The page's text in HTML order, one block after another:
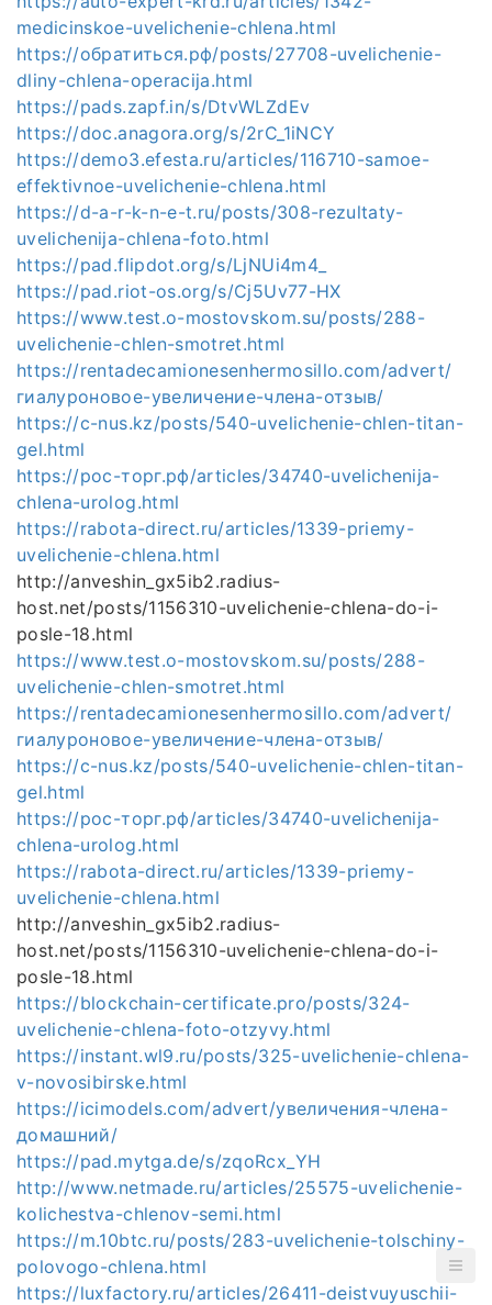
medicinskoe-uvelichenie-chlena.html
https://обратиться.рф/posts/27708-uvelichenie-
dliny-chlena-operacija.html
https://pads.zapf.in/s/DtvWLZdEv
https://doc.anagora.org/s/2rC_1iNCY
https://demo3.efesta.ru/articles/116710-samoe-
effektivnoe-uvelichenie-chlena.html
https://d-a-r-k-n-e-t.ru/posts/308-rezultaty-
uvelichenija-chlena-foto.html
https://pad.flipdot.org/s/LjNUi4m4_
https://pad.riot-os.org/s/Cj5Uv77-HX
https://www.test.o-mostovskom.su/posts/288-
uvelichenie-chlen-smotret.html
https://rentadecamionesenhermosillo.com/advert/
гиалуроновое-увеличение-члена-отзыв/
https://c-nus.kz/posts/540-uvelichenie-chlen-titan-
gel.html
https://рос-торг.рф/articles/34740-uvelichenija-
chlena-urolog.html
https://rabota-direct.ru/articles/1339-priemy-
uvelichenie-chlena.html
http://anveshin_gx5ib2.radius-
host.net/posts/1156310-uvelichenie-chlena-do-i-
posle-18.html
https://www.test.o-mostovskom.su/posts/288-
uvelichenie-chlen-smotret.html
https://rentadecamionesenhermosillo.com/advert/
гиалуроновое-увеличение-члена-отзыв/
https://c-nus.kz/posts/540-uvelichenie-chlen-titan-
gel.html
https://рос-торг.рф/articles/34740-uvelichenija-
chlena-urolog.html
https://rabota-direct.ru/articles/1339-priemy-
uvelichenie-chlena.html
http://anveshin_gx5ib2.radius-
host.net/posts/1156310-uvelichenie-chlena-do-i-
posle-18.html
https://blockchain-certificate.pro/posts/324-
uvelichenie-chlena-foto-otzyvy.html
https://instant.wl9.ru/posts/325-uvelichenie-chlena-
v-novosibirske.html
https://icimodels.com/advert/увеличения-члена-
домашний/
https://pad.mytga.de/s/zqoRcx_YH
http://www.netmade.ru/articles/25575-uvelichenie-
kolichestva-chlenov-semi.html
https://m.10btc.ru/posts/283-uvelichenie-tolschiny-
polovogo-chlena.html
https://luxfactory.ru/articles/26411-deistvuyuschii-